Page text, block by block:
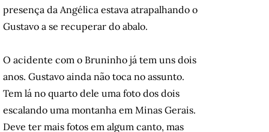
presença da Angélica estava atrapalhando o
Gustavo a se recuperar do abalo.
O acidente com o Bruninho já tem uns dois
anos. Gustavo ainda não toca no assunto.
Tem lá no quarto dele uma foto dos dois
escalando uma montanha em Minas Gerais.
Deve ter mais fotos em algum canto, mas